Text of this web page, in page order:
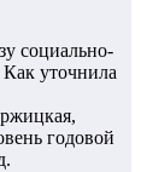
социально-
Как уточнила
годовой